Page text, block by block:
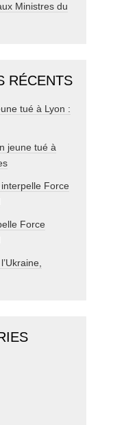
Ministres du
RÉCENTS
tué à Lyon :
jeune tué à
interpelle Force
Force